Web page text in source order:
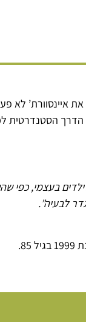
את איינסוורת’
הסטנדרטית
בעצמי, כפי
לבעיה”.